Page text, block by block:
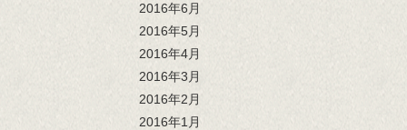
2016年6月
2016年5月
2016年4月
2016年3月
2016年2月
2016年1月